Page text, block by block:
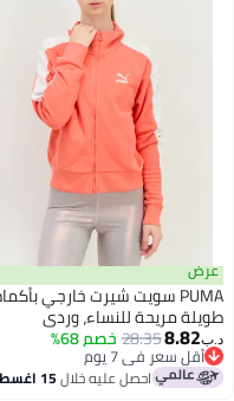
PUMA سويت شيرت خارجي بأكمام
مريحة للنساء، وردي
28.35خصم 68%
سعر في 7 يوم
سعر في 7 يوماحصل عليه خلال15 اغسطس